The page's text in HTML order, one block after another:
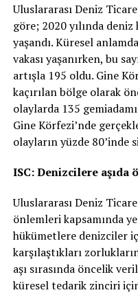
Uluslararası Deniz
göre; 2020 yılında
yaşandı. Küresel
vakası yaşanırken, bu
artışla 195 oldu. Gine
kaçırılan bölge olarak
olaylarda 135
Gine Körfezi’nde
olayların yüzde 80’inde
ISC: Denizcilere aşıda
Uluslararası Deniz
önlemleri kapsamında
hükümetlere denizciler
karşılaştıkları
aşı sırasında öncelik
küresel tedarik zinciri